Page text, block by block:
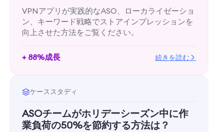
VPNアプリが実践的なASO、ローカライゼーショ
ン、キーワード戦略でストアインプレッションを
向上させた方法をご覧ください。
+ 88%成長 続きを読む
ケーススタディ
ASOチームがホリデーシーズン中に作
業負荷の50%を節約する方法は？